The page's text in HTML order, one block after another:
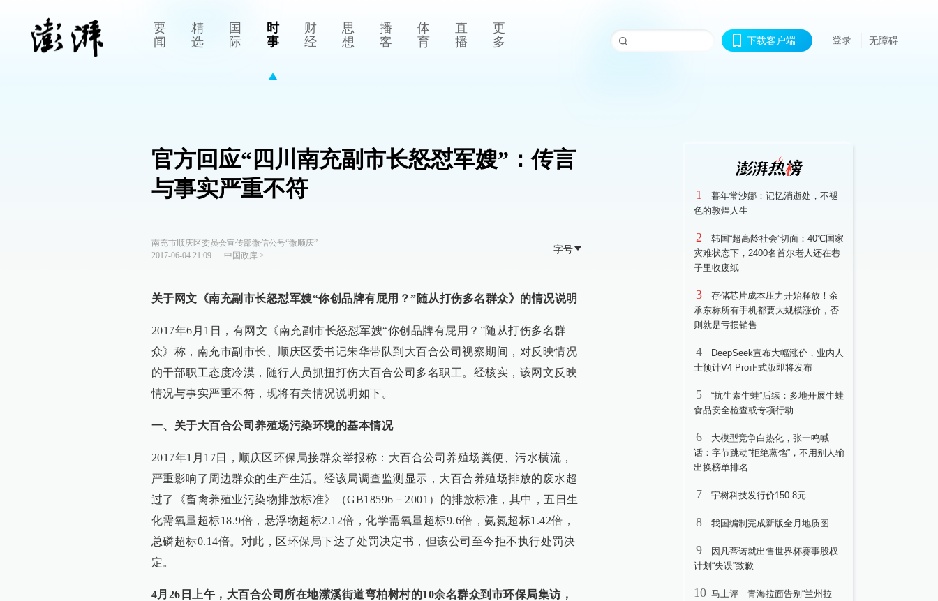
要
闻
精
选
国
际
时
事
财
经
思
想
播
客
体
育
直
播
更
多
下载客户端 登录 无障碍
官方回应“四川南充副市长怒怼军嫂”：传言
与事实严重不符
南充市顺庆区委员会宣传部微信公号“微顺庆”
2017-06-04 21:09
中国政库>
字号
关于网文《南充副市长怒怼军嫂“你创品牌有屁用？”随从打伤多名群众》的情况说明
2017年6月1日，有网文《南充副市长怒怼军嫂“你创品牌有屁用？”随从打伤多名群
众》称，南充市副市长、顺庆区委书记朱华带队到大百合公司视察期间，对反映情况
的干部职工态度冷漠，随行人员抓扭打伤大百合公司多名职工。经核实，该网文反映
情况与事实严重不符，现将有关情况说明如下。
一、关于大百合公司养殖场污染环境的基本情况
2017年1月17日，顺庆区环保局接群众举报称：大百合公司养殖场粪便、污水横流，
严重影响了周边群众的生产生活。经该局调查监测显示，大百合养殖场排放的废水超
过了《畜禽养殖业污染物排放标准》（GB18596－2001）的排放标准，其中，五日生
化需氧量超标18.9倍，悬浮物超标2.12倍，化学需氧量超标9.6倍，氨氮超标1.42倍，
总磷超标0.14倍。对此，区环保局下达了处罚决定书，但该公司至今拒不执行处罚决
定。
4月26日上午，大百合公司所在地潆溪街道弯柏树村的10余名群众到市环保局集访，
1
暮年常沙娜：记忆消逝处，不褪
色的敦煌人生
2
韩国“超高龄社会”切面：40℃国家
灾难状态下，2400名首尔老人还在巷
子里收废纸
3
存储芯片成本压力开始释放！余
承东称所有手机都要大规模涨价，否
则就是亏损销售
4
DeepSeek宣布大幅涨价，业内人
士预计V4 Pro正式版即将发布
5
“抗生素牛蛙”后续：多地开展牛蛙
食品安全检查或专项行动
6
大模型竞争白热化，张一鸣喊
话：字节跳动“拒绝蒸馏”，不用别人输
出换榜单排名
7 宇树科技发行价150.8元
8 我国编制完成新版全月地质图
9
因凡蒂诺就出售世界杯赛事股权
计划“失误”致歉
10 马上评｜青海拉面告别“兰州拉